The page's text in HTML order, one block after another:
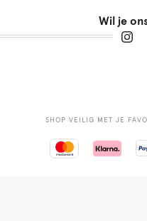
Wil je
SHOP VEILIG MET JE